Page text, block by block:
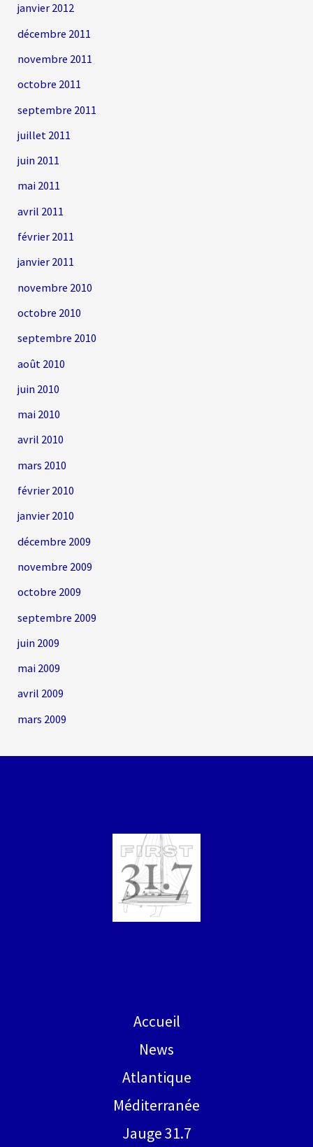
janvier 2012
décembre 2011
novembre 2011
octobre 2011
septembre 2011
juillet 2011
juin 2011
mai 2011
avril 2011
février 2011
janvier 2011
novembre 2010
octobre 2010
septembre 2010
août 2010
juin 2010
mai 2010
avril 2010
mars 2010
février 2010
janvier 2010
décembre 2009
novembre 2009
octobre 2009
septembre 2009
juin 2009
mai 2009
avril 2009
mars 2009
Accueil
News
Atlantique
Méditerranée
Jauge 31.7